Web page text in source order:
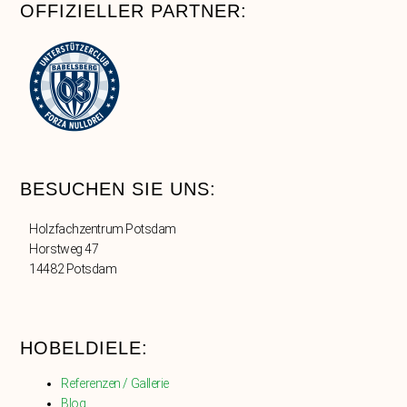
OFFIZIELLER PARTNER:
BESUCHEN SIE UNS:
Holzfachzentrum Potsdam
Horstweg 47
14482 Potsdam
HOBELDIELE:
Referenzen / Gallerie
Blog